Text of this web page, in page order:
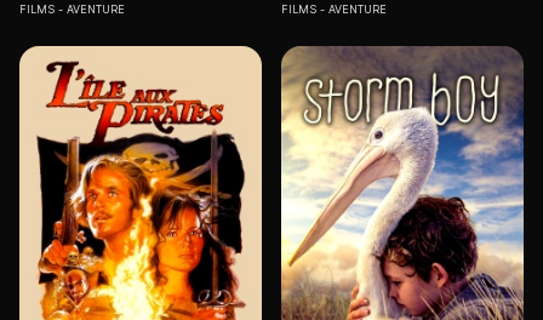
FILMS AVENTURE FILMS AVENTURE